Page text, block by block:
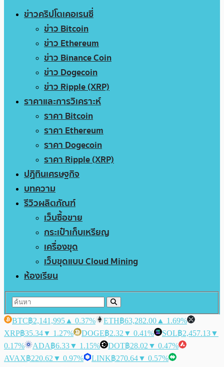
ข่าวคริปโตเคอเรนซี่
ข่าว Bitcoin
ข่าว Ethereum
ข่าว Binance Coin
ข่าว Dogecoin
ข่าว Ripple (XRP)
ราคาและการวิเคราะห์
ราคา Bitcoin
ราคา Ethereum
ราคา Dogecoin
ราคา Ripple (XRP)
ปฏิทินเศรษฐกิจ
บทความ
รีวิวผลิตภัณฑ์
เว็บซื้อขาย
กระเป๋าเก็บเหรียญ
เครื่องขุด
เว็บขุดแบบ Cloud Mining
ห้องเรียน
BTC฿2,141,995 ▲ 0.37% ETH฿63,282.00 ▲ 1.69%
XRP฿35.34▼ 1.27% DOGE฿2.32 ▼ 0.41% SOL฿2,457.13▼
0.17%
ADA฿6.33▼ 1.15% DOT฿28.02 ▼ 0.47%
AVAX฿220.62 ▼ 0.97% LINK฿270.64▼ 0.57%